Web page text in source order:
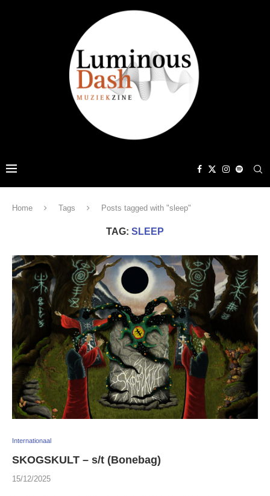
Home Tags Posts tagged with "sleep"
TAG: SLEEP
Internationaal
SKOGSKULT – s/t (Bonebag)
15/12/2025